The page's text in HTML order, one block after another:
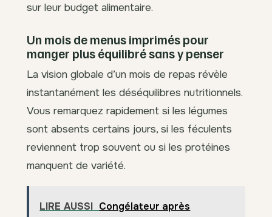
sur leur budget alimentaire.
Un mois de menus imprimés pour
manger plus équilibré sans y penser
La vision globale d’un mois de repas révèle
instantanément les déséquilibres nutritionnels.
Vous remarquez rapidement si les légumes
sont absents certains jours, si les féculents
reviennent trop souvent ou si les protéines
manquent de variété.
LIRE AUSSI Congélateur après